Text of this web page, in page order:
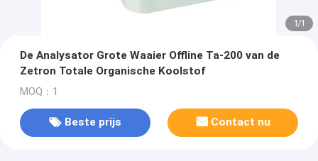
1/1
De Analysator Grote Waaier Offline Ta-200 van de
Zetron Totale Organische Koolstof
MOQ：1
Beste prijs Contact nu